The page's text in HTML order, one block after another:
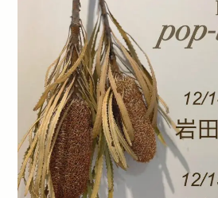
送料・お支払について
特定商取引関連表記
個人情報保護方針
お問い合わせ